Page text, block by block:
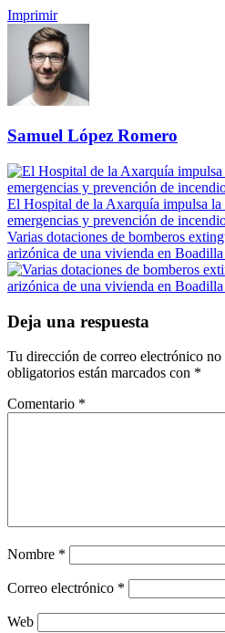
Imprimir
Samuel López Romero
El Hospital de la Axarquía impulsa la
emergencias y prevención de
Varias dotaciones de bomberos
arizónica de una vivienda en
Deja una respuesta
Tu dirección de correo electrónico no
obligatorios están marcados con *
Comentario *
Nombre *
Correo electrónico *
Web